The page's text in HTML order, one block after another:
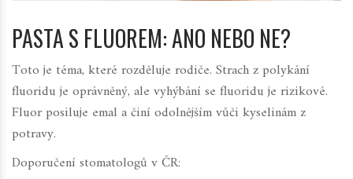
PASTA S FLUOREM: ANO NEBO NE?
Toto je téma, které rozděluje rodiče. Strach z polykání
fluoridu je oprávněný, ale vyhýbání se fluoridu je rizikové.
Fluor posiluje emal a činí odolnějším vůči kyselinám z
potravy.
Doporučení stomatologů v ČR: